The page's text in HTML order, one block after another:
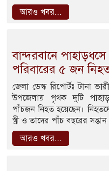
আরও খবর...
বান্দরবানে
পরিবারের ৫ জন
জেলা ডেস্ক রিপোর্টঃ টানা
উপজেলায় পৃথক দুটি
পাঁচজন নিহত হয়েছেন।
স্ত্রী ও তাদের পাঁচ বছরের
আরও খবর...